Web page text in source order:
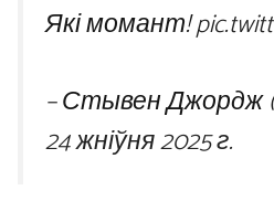
Які момант!
– Стывен Джордж
24 жніўня 2025 г.